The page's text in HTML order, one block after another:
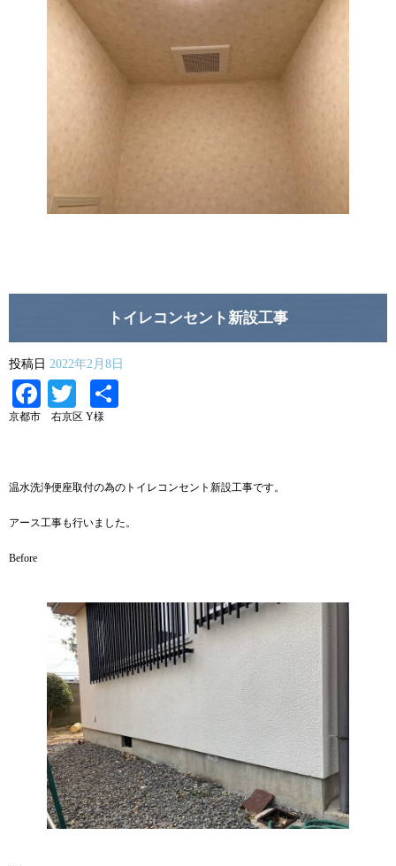
トイレコンセント新設工事
投稿日 2022年2月8日
Facebook
Twitter
京都市 右京区 Y様
温水洗浄便座取付の為のトイレコンセント新設工事です。
アース工事も行いました。
Before